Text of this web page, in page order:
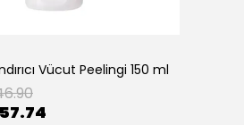
Vücut Peelingi 150 ml